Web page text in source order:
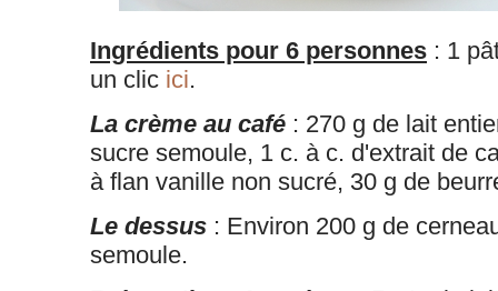
Ingrédients pour 6 personnes : 1
un clic ici.
La crème au café : 270 g de lait
sucre semoule, 1 c. à c. d'extrait de
à flan vanille non sucré, 30 g de
Le dessus : Environ 200 g de
semoule.